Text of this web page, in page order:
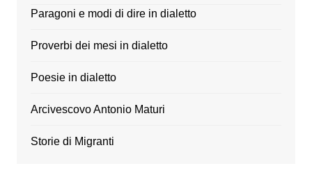
Paragoni e modi di dire in dialetto
Proverbi dei mesi in dialetto
Poesie in dialetto
Arcivescovo Antonio Maturi
Storie di Migranti